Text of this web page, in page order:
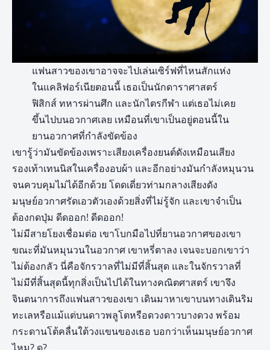
แฟนสาวของเขาอาจจะไปเล่นเซิร์ฟที่ไหนสักแห่ง
ในแคลิฟอร์เนียตอนนี้ เธอเป็นนักดาราศาสตร์
ฟิสิกส์ ทหารผ่านศึก และนักไตรกีฬา แต่เธอไม่เคย
ขึ้นไปบนอวกาศเลย เหมือนที่เขาเป็นอยู่ตอนนี้ใน
ยานอวกาศที่กำลังขัดข้อง
เขารู้ว่ามันขัดข้องเพราะเสียงเครื่องยนต์ดังเหมือนเสียง
รองเท้าเทนนิสในเครื่องอบผ้า และอีกอย่างมันกำลังหมุนวน
จนควบคุมไม่ได้อีกด้วย โดดเดี่ยวท่ามกลางเสียงดัง
มนุษย์อวกาศรัดเอวตัวเองด้วยสิ่งที่ไม่รู้จัก และเขาจำเป็น
ต้องกดปุ่ม ดีดออก! ดีดออก!
ไม่มีสายโยงเชื่อมต่อ เขาโบกมือไปที่ยานอวกาศของเขา
ขณะที่มันหมุนวนในอวกาศ เขาหรี่ตาลง เจนจะบอกเขาว่า
ไม่ต้องกลัว นี่คือจักรวาลที่ไม่มีที่สิ้นสุด และในจักรวาลที่
ไม่มีที่สิ้นสุดนี้ทุกสิ่งเป็นไปได้ในทางคณิตศาสตร์ เขาจึง
จินตนาการถึงแฟนสาวของเขา เดินมาหาเขาบนทางเดินริม
ทะเลหรือแม้แต่บนดาวพลูโตหรือดวงดาวบางดวง พร้อม
กระดานโต้คลื่นใต้วงแขนของเธอ บอกว่าเห็นมนุษย์อวกาศ